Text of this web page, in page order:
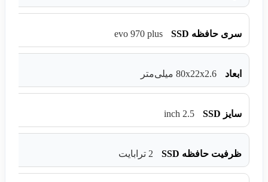
سری حافظه SSD evo 970 plus
ابعاد 80x22x2.6 میلی‌متر
سایز SSD 2.5 inch
ظرفیت حافظه SSD 2 ترابایت